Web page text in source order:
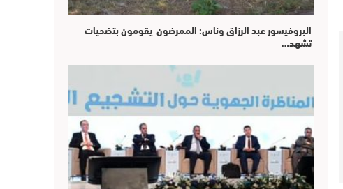
البروفيسور عبد الرزاق وناس: الممرضون يقومون بتضحيات
تشهد…